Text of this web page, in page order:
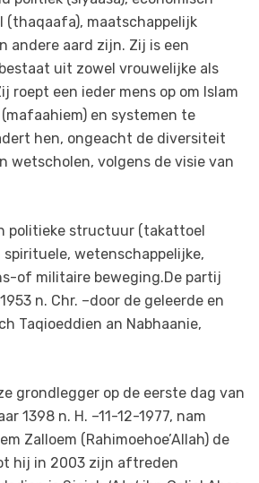
(thaqaafa), maatschappelijk
andere aard zijn. Zij is een
uit zowel vrouwelijke als
roept een ieder mens op om Islam
en systemen te
hen, ongeacht de diversiteit
wetscholen, volgens de visie van
politieke structuur (takattoel
spirituele, wetenschappelijke,
of militaire beweging.De partij
n. Chr. –door de geleerde en
Taqioeddien an Nabhaanie,
grondlegger op de eerste dag van
1398 n. H. –11-12-1977, nam
Zalloem (Rahimoehoe’Allah) de
hij in 2003 zijn aftreden